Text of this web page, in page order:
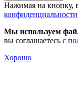
Нажимая на кнопку,
конфиденциальности
Мы используем
вы соглашаетесь с
Хорошо